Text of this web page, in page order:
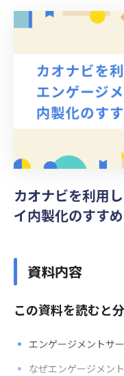
カオナビを利用
イ内製化のすすめ
資料内容
この資料を読むと
エンゲージメントサ
なぜエンゲージメン